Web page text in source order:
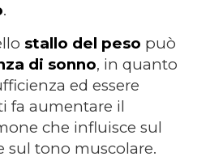
.
stallo del peso può
di sonno, in quanto
ed essere
fa aumentare il
che influisce sul
sul tono muscolare.